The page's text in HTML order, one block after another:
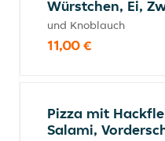
Würstchen, Ei,
und Knoblauch
11,00 €
Pizza mit
Salami,